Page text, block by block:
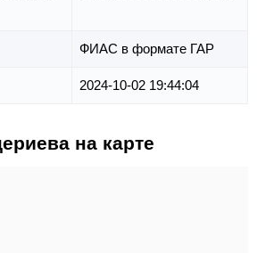
ФИАС в формате ГАР
2024-10-02 19:44:04
на карте